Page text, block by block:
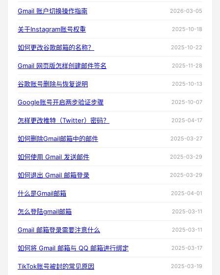
Gmail 账户切换操作指南 2026-03-05
关于Instagram账号权重 2025-10-18
如何更改谷歌邮箱的名称？ 2025-10-22
Gmail 网页版怎样创建邮件签名 2025-11-28
谷歌账号删除与恢复说明 2025-10-13
Google账号开启两步验证步骤 2025-10-07
怎样更改推特（Twitter）密码？ 2025-04-17
如何删除Gmail邮箱中的邮件 2025-03-27
如何使用 Gmail 发送邮件 2025-03-29
如何退出 Gmail 邮箱登录 2025-03-29
什么是Gmail邮箱 2025-04-01
怎么登陆gmail邮箱 2025-03-11
Gmail 邮箱登录需要注意什么 2025-03-11
如何将 Gmail 邮箱与 QQ 邮箱进行绑定 2025-03-17
TikTok账号被封的常见原因 2025-03-19